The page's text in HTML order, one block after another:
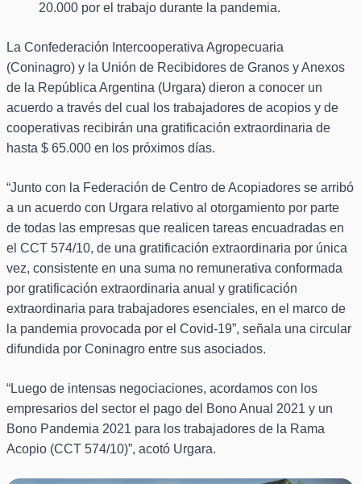
20.000 por el trabajo durante la pandemia.
La Confederación Intercooperativa Agropecuaria
(Coninagro) y la Unión de Recibidores de Granos y Anexos
de la República Argentina (Urgara) dieron a conocer un
acuerdo a través del cual los trabajadores de acopios y de
cooperativas recibirán una gratificación extraordinaria de
hasta $ 65.000 en los próximos días.
“Junto con la Federación de Centro de Acopiadores se arribó
a un acuerdo con Urgara relativo al otorgamiento por parte
de todas las empresas que realicen tareas encuadradas en
el CCT 574/10, de una gratificación extraordinaria por única
vez, consistente en una suma no remunerativa conformada
por gratificación extraordinaria anual y gratificación
extraordinaria para trabajadores esenciales, en el marco de
la pandemia provocada por el Covid-19”, señala una circular
difundida por Coninagro entre sus asociados.
“Luego de intensas negociaciones, acordamos con los
empresarios del sector el pago del Bono Anual 2021 y un
Bono Pandemia 2021 para los trabajadores de la Rama
Acopio (CCT 574/10)”, acotó Urgara.